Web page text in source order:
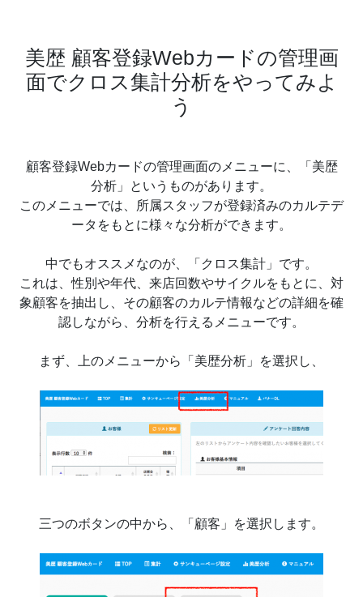
美歴 顧客登録Webカードの管理画
面でクロス集計分析をやってみよ
う
顧客登録Webカードの管理画面のメニューに、「美歴
分析」というものがあります。
このメニューでは、所属スタッフが登録済みのカルテデ
ータをもとに様々な分析ができます。
中でもオススメなのが、「クロス集計」です。
これは、性別や年代、来店回数やサイクルをもとに、対
象顧客を抽出し、その顧客のカルテ情報などの詳細を確
認しながら、分析を行えるメニューです。
まず、上のメニューから「美歴分析」を選択し、
三つのボタンの中から、「顧客」を選択します。